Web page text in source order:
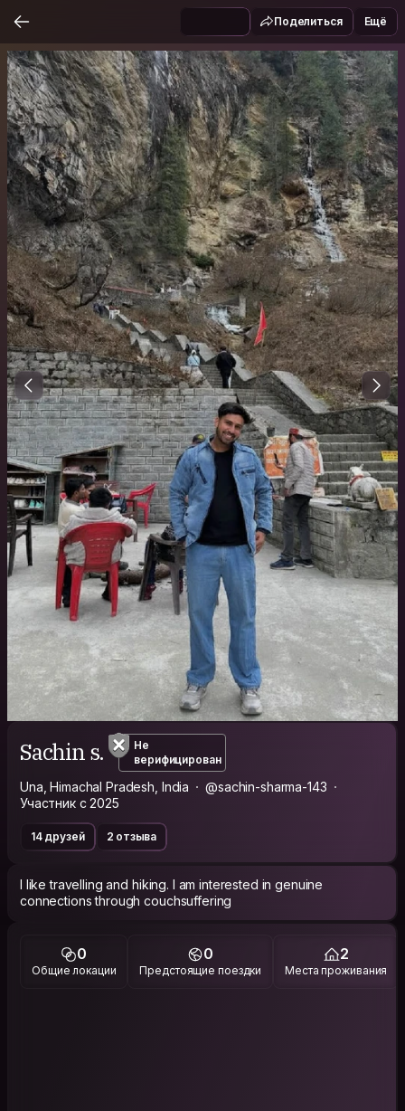
Поделиться Ещё
Sachin s.
Не
верифицирован
Una, Himachal Pradesh, India
@sachin-sharma-143
Участник с 2025
14 друзей 2 отзыва
I like travelling and hiking. I am interested in genuine
connections through couchsuffering
0
Общие локации
0
Предстоящие поездки
2
Места проживания